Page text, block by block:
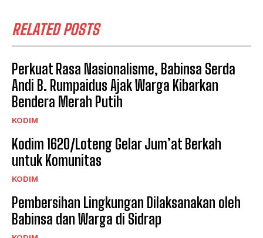
RELATED POSTS
Perkuat Rasa Nasionalisme, Babinsa Serda
Andi B. Rumpaidus Ajak Warga Kibarkan
Bendera Merah Putih
KODIM
Kodim 1620/Loteng Gelar Jum’at Berkah
untuk Komunitas
KODIM
Pembersihan Lingkungan Dilaksanakan oleh
Babinsa dan Warga di Sidrap